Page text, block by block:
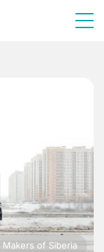
of Siberia